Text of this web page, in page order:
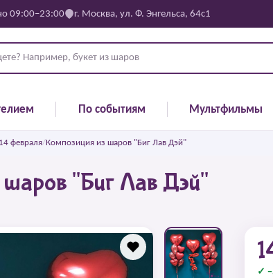
09:00–23:00 г. Москва, ул. Ф. Энгельса, 64с1
По событиям Мультфильмы
14 февраля/Композиция из шаров "Биг Лав Дэй"
"Биг Лав Дэй"
✓